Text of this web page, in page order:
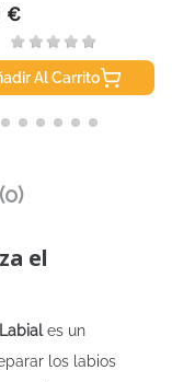
€
Al Carrito
el
es un
los labios